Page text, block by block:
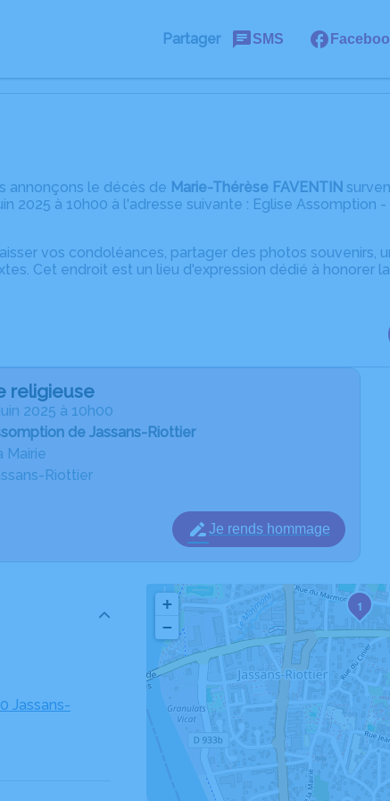
Partager SMS
annonçons le décès de Marie-Thérèse FAVENTIN
2025 à 10h00 à l'adresse suivante : Eglise Assomption
vos condoléances, partager des photos souvenirs,
Cet endroit est un lieu d'expression dédié à honorer
religieuse
2025 à 10h00
de Jassans-Riottier
Mairie
Riottier
Je rends hommage
Jassans-
1
+
−